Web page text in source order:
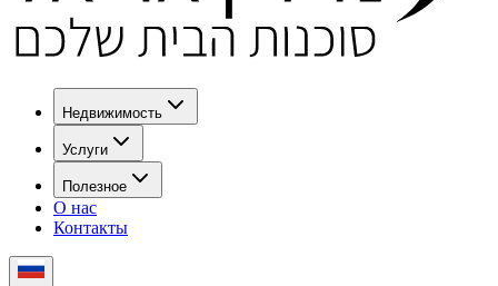
Недвижимость
Услуги
Полезное
О нас
Контакты